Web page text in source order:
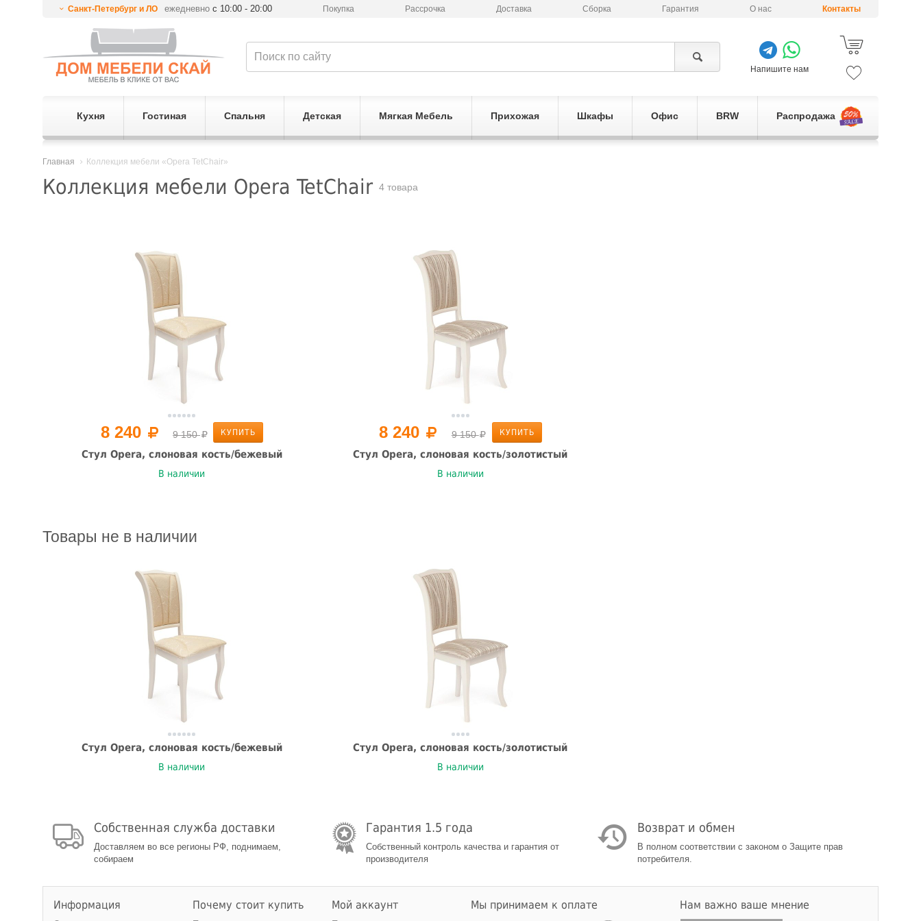
Санкт-Петербург и ЛО ежедневнос 10:00 - 20:00 Покупка Рассрочка Доставка Сборка Гарантия О нас Контакты
Напишите нам
Кухня Гостиная Спальня Детская Мягкая Мебель Прихожая Шкафы Офис BRW Распродажа
Главная Коллекция мебели «Opera TetChair»
Коллекция мебели Opera TetChair 4 товара
8 240 9 150 КУПИТЬ
Стул Opera, слоновая кость/бежевый
В наличии
8 240 9 150 КУПИТЬ
Стул Opera, слоновая кость/золотистый
В наличии
Товары не в наличии
Стул Opera, слоновая кость/бежевый
В наличии
Стул Opera, слоновая кость/золотистый
В наличии
Собственная служба доставки
Доставляем во все регионы РФ, поднимаем,
собираем
Гарантия 1.5 года
Собственный контроль качества и гарантия от
производителя
Возврат и обмен
В полном соответствии с законом о Защите прав
потребителя.
Информация Почему стоит купить Мой аккаунт Мы принимаем к оплате Нам важно ваше мнение